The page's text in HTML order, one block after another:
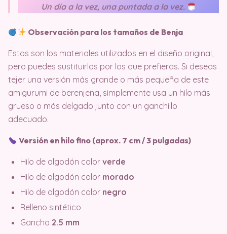
Un día a la vez, una puntada a la vez.
Observación para los tamaños de Benja
Estos son los materiales utilizados en el diseño original,
pero puedes sustituirlos por los que prefieras. Si deseas
tejer una versión más grande o más pequeña de este
amigurumi de berenjena, simplemente usa un hilo más
grueso o más delgado junto con un ganchillo
adecuado.
Versión en hilo fino (aprox. 7 cm / 3 pulgadas)
Hilo de algodón color verde
Hilo de algodón color morado
Hilo de algodón color negro
Relleno sintético
Gancho 2.5 mm